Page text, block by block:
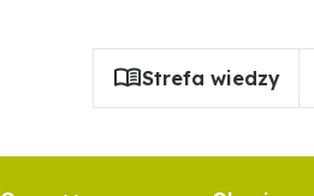
Strefa wiedzy